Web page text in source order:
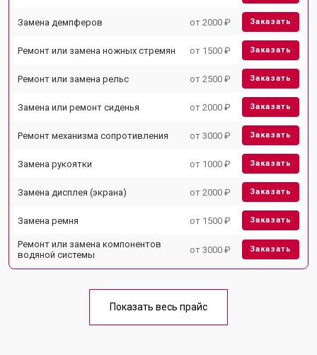
Замена демпферов от 2000 ₽ Заказать
Ремонт или замена ножных стремян от 1500 ₽ Заказать
Ремонт или замена рельс от 2500 ₽ Заказать
Замена или ремонт сиденья от 2000 ₽ Заказать
Ремонт механизма сопротивления от 3000 ₽ Заказать
Замена рукоятки от 1000 ₽ Заказать
Замена дисплея (экрана) от 2000 ₽ Заказать
Замена ремня от 1500 ₽ Заказать
Ремонт или замена компонентов
водяной системы
от 3000 ₽ Заказать
Показать весь прайс